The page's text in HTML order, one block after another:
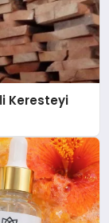
Keresteyi